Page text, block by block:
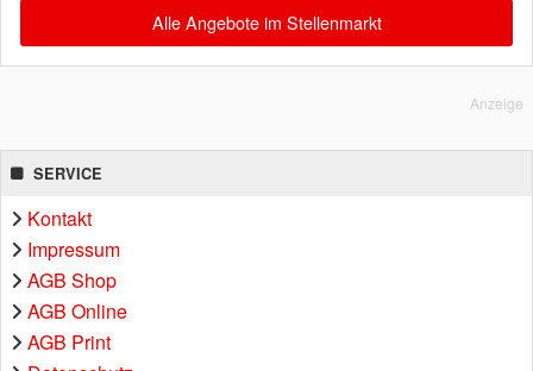
Alle Angebote im Stellenmarkt
Anzeige
SERVICE
Kontakt
Impressum
AGB Shop
AGB Online
AGB Print